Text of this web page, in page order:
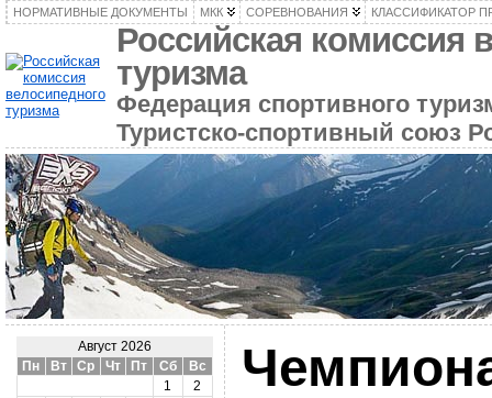
НОРМАТИВНЫЕ ДОКУМЕНТЫ МКК СОРЕВНОВАНИЯ КЛАССИФИКАТОР
Российская комиссия
туризма
Федерация спортивного
Туристско-спортивный союз
Август 2026
Пн
Вт Ср Чт Пт Сб
Вс
1
2